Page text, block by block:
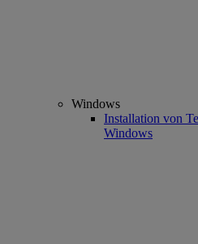
Windows
Installation von
Windows